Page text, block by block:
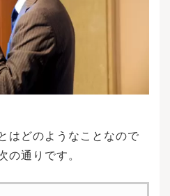
はどのようなことなので
の通りです。